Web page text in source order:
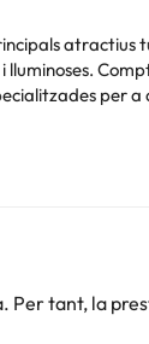
atractius
i lluminoses.
les
tant, la